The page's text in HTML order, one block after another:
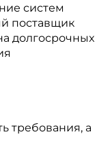
систем
поставщик
долгосрочных
требования, а